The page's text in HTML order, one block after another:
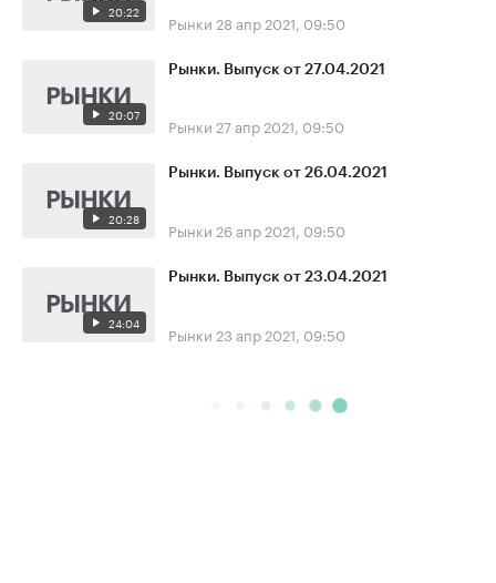
20:22 Рынки 28 апр 2021, 09:50
20:07
Рынки. Выпуск от 27.04.2021
Рынки 27 апр 2021, 09:50
20:28
Рынки. Выпуск от 26.04.2021
Рынки 26 апр 2021, 09:50
24:04
Рынки. Выпуск от 23.04.2021
Рынки 23 апр 2021, 09:50